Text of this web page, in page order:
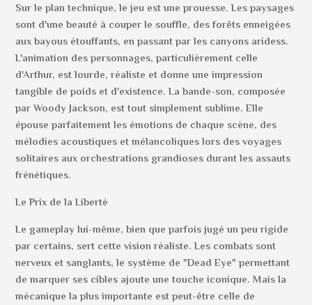
Sur le plan technique, le jeu est une prouesse. Les paysages
sont d'une beauté à couper le souffle, des forêts enneigées
aux bayous étouffants, en passant par les canyons aridess.
L'animation des personnages, particulièrement celle
d'Arthur, est lourde, réaliste et donne une impression
tangible de poids et d'existence. La bande-son, composée
par Woody Jackson, est tout simplement sublime. Elle
épouse parfaitement les émotions de chaque scène, des
mélodies acoustiques et mélancoliques lors des voyages
solitaires aux orchestrations grandioses durant les assauts
frénétiques.
Le Prix de la Liberté
Le gameplay lui-même, bien que parfois jugé un peu rigide
par certains, sert cette vision réaliste. Les combats sont
nerveux et sanglants, le système de "Dead Eye" permettant
de marquer ses cibles ajoute une touche iconique. Mais la
mécanique la plus importante est peut-être celle de